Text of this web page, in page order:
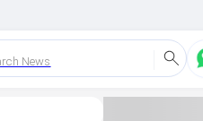
News